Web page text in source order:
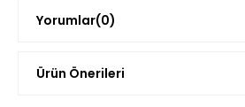
Yorumlar(0)
Ürün Önerileri